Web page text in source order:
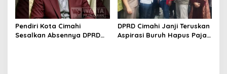
Pendiri Kota Cimahi
Sesalkan Absennya DPRD
DPRD Cimahi Janji Teruskan
Aspirasi Buruh Hapus Pajak